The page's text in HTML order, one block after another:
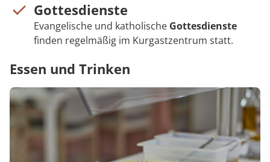
Gottesdienste
Evangelische und katholische Gottesdienste
finden regelmäßig im Kurgastzentrum statt.
Essen und Trinken